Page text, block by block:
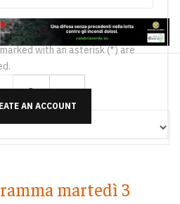
with an asterisk (*) are
AN ACCOUNT
martedì 3